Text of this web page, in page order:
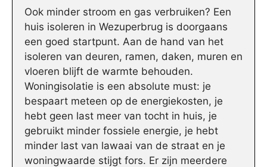
Ook minder stroom en gas verbruiken? Een
huis isoleren in Wezuperbrug is doorgaans
een goed startpunt. Aan de hand van het
isoleren van deuren, ramen, daken, muren en
vloeren blijft de warmte behouden.
Woningisolatie is een absolute must: je
bespaart meteen op de energiekosten, je
hebt geen last meer van tocht in huis, je
gebruikt minder fossiele energie, je hebt
minder last van lawaai van de straat en je
woningwaarde stijgt fors. Er zijn meerdere